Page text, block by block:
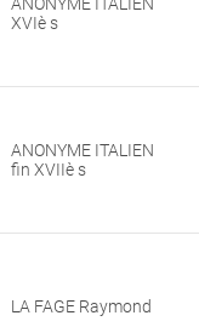
XVIè s
ANONYME ITALIEN
fin XVIIè s
LA FAGE Raymond